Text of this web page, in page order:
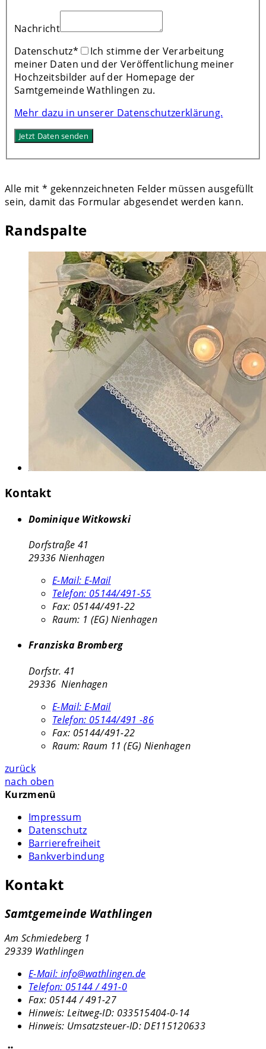
Nachricht
Datenschutz*
Ich stimme der Verarbeitung
meiner Daten und der Veröffentlichung meiner
Hochzeitsbilder auf der Homepage der
Samtgemeinde Wathlingen zu.
Mehr dazu in unserer Datenschutzerklärung.
Alle mit * gekennzeichneten Felder müssen ausgefüllt
sein, damit das Formular abgesendet werden kann.
Randspalte
Kontakt
Dominique Witkowski
Dorfstraße 41
29336 Nienhagen
E-Mail: E-Mail
Telefon: 05144/491-55
Fax: 05144/491-22
Raum: 1 (EG) Nienhagen
Franziska Bromberg
Dorfstr. 41
29336 Nienhagen
E-Mail: E-Mail
Telefon: 05144/491 -86
Fax: 05144/491-22
Raum: Raum 11 (EG) Nienhagen
zurück
nach oben
Kurzmenü
Impressum
Datenschutz
Barrierefreiheit
Bankverbindung
Kontakt
Samtgemeinde Wathlingen
Am Schmiedeberg 1
29339 Wathlingen
E-Mail: info@wathlingen.de
Telefon: 05144 / 491-0
Fax: 05144 / 491-27
Hinweis: Leitweg-ID: 033515404-0-14
Hinweis: Umsatzsteuer-ID: DE115120633